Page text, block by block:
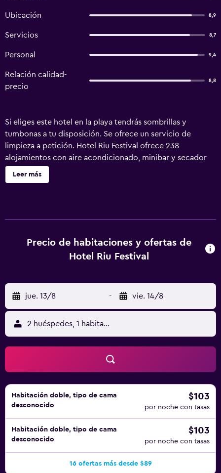
Ubicación 8,9
Servicios 8,7
Personal 9,4
Relación calidad-
precio
8,8
Si eliges este hotel en la playa tendrás sombrillas y
tumbonas a tu disposición. Se ofrece un servicio de
limpieza a petición. Hotel Riu Festival ofrece 238
alojamientos con aire acondicionado, minibar y secador
de pelo. Las habitaciones disponen de balcón. Se ofrece
televisión por satélite. Los baños están equipados con
esparcimiento en este hotel incluyen una piscina al aire
libre. Se pueden practicar las actividades de ocio y
aplique un recargo).
Leer más
Precio de habitaciones y ofertas de
Hotel Riu Festival
jue. 13/8 - vie. 14/8
2 huéspedes, 1 habitación
Habitación doble, tipo de cama
desconocido
$103
por noche con tasas
Habitación doble, tipo de cama
desconocido
$103
por noche con tasas
16 ofertas más desde $89